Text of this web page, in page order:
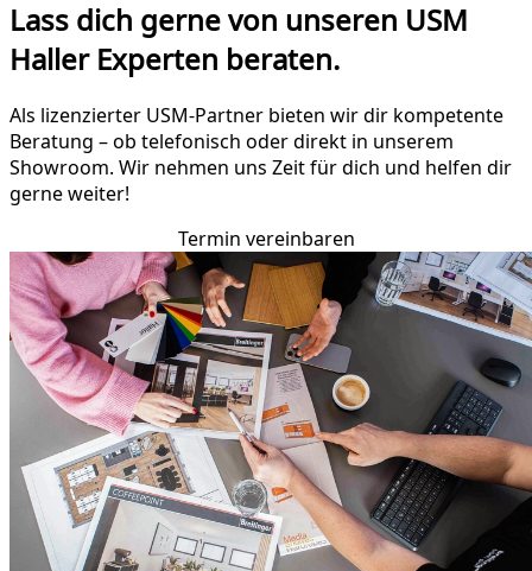
Lass dich gerne von unseren USM
Haller Experten beraten.
Als lizenzierter USM-Partner bieten wir dir kompetente
Beratung – ob telefonisch oder direkt in unserem
Showroom. Wir nehmen uns Zeit für dich und helfen dir
gerne weiter!
Termin vereinbaren